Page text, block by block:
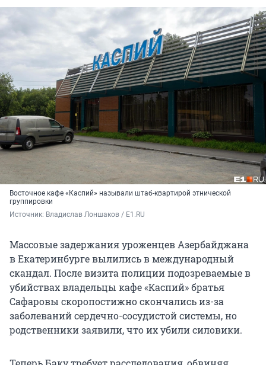
Восточное кафе «Каспий» называли штаб-квартирой этнической
группировки
Источник: Владислав Лоншаков / E1.RU
Массовые задержания уроженцев Азербайджана
в Екатеринбурге вылились в международный
скандал. После визита полиции подозреваемые в
убийствах владельцы кафе «Каспий» братья
Сафаровы скоропостижно скончались из-за
заболеваний сердечно-сосудистой системы, но
родственники заявили, что их убили силовики.